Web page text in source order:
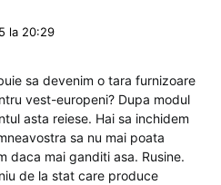
la 20:29
sa devenim o tara furnizoare
vest-europeni? Dupa modul
asta reiese. Hai sa inchidem
sa nu mai poata
daca mai ganditi asa. Rusine.
de la stat care produce